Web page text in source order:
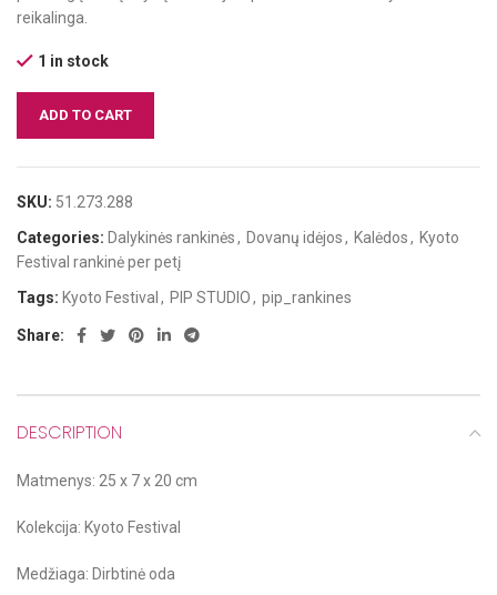
reikalinga.
1 in stock
ADD TO CART
SKU: 51.273.288
Categories: Dalykinės rankinės, Dovanų idėjos, Kalėdos, Kyoto
Festival rankinė per petį
Tags: Kyoto Festival , PIP STUDIO, pip_rankines
Share:
DESCRIPTION
Matmenys: 25 x 7 x 20 cm
Kolekcija: Kyoto Festival
Medžiaga: Dirbtinė oda